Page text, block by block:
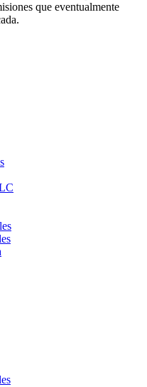
que eventualmente